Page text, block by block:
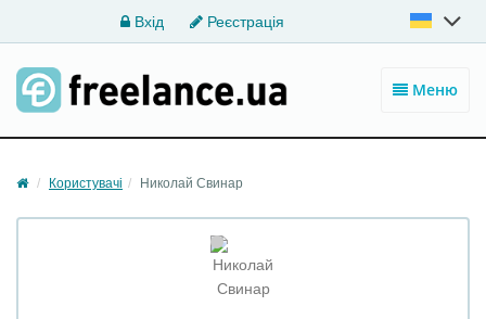
Вхід Реєстрація
Меню
Користувачі Николай Свинар